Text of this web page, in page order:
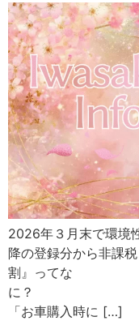
2026年３月末で環境
降の登録分から非課
割』ってな
「お車購入時に […]